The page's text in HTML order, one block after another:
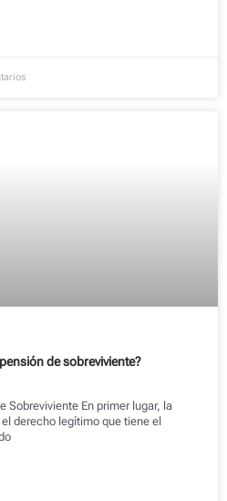
de sobreviviente?
Sobreviviente En primer lugar, la
derecho legítimo que tiene el